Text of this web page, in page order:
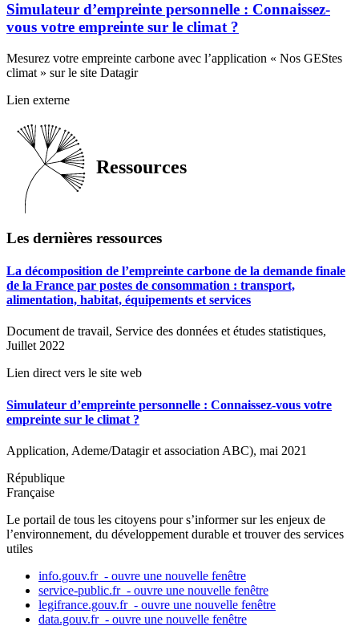
Simulateur d’empreinte personnelle : Connaissez-
vous votre empreinte sur le climat ?
Mesurez votre empreinte carbone avec l’application « Nos GEStes
climat » sur le site Datagir
Simulateur
personnelle
Connaissez-
votre
empreinte
climat
-
Nouvelle
fenêtre
Lien externe
Ressources
Les dernières ressources
La décomposition de l’empreinte carbone de la demande finale
de la France par postes de consommation : transport,
alimentation, habitat, équipements et services
Document de travail, Service des données et études statistiques,
Juillet 2022
Lien direct vers le site web
Simulateur d’empreinte personnelle : Connaissez-vous votre
empreinte sur le climat ?
Application, Ademe/Datagir et association ABC), mai 2021
République
Française
Le portail de tous les citoyens pour s’informer sur les enjeux de
l’environnement, du développement durable et trouver des services
utiles
info.gouv.fr - ouvre une nouvelle fenêtre
service-public.fr - ouvre une nouvelle fenêtre
legifrance.gouv.fr - ouvre une nouvelle fenêtre
data.gouv.fr - ouvre une nouvelle fenêtre